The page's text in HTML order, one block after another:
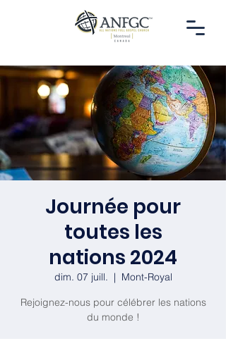
Journée pour
toutes les
nations 2024
dim. 07 juill.
  |
Mont-Royal
Rejoignez-nous pour célébrer les nations
du monde !